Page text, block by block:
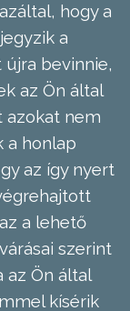
hogy a
a
bevinnie,
az Ön által
azokat nem
a honlap
az így nyert
a lehető
szerint
az Ön által
kísérik